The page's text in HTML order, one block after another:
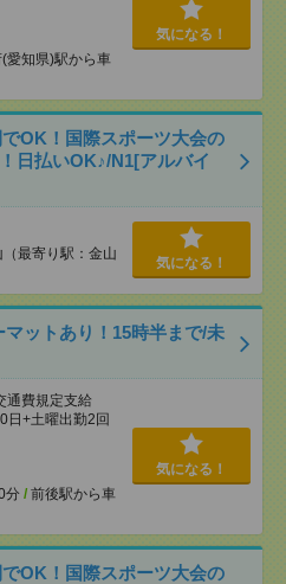
(愛知県)駅から車
気になる！
OK！国際スポーツ大会の
日払いOK♪/N1[アルバイ
最寄り駅：金山
気になる！
ットあり！15時半まで/未
通費規定支給
日+土曜出勤2回
分 / 前後駅から車
気になる！
OK！国際スポーツ大会の